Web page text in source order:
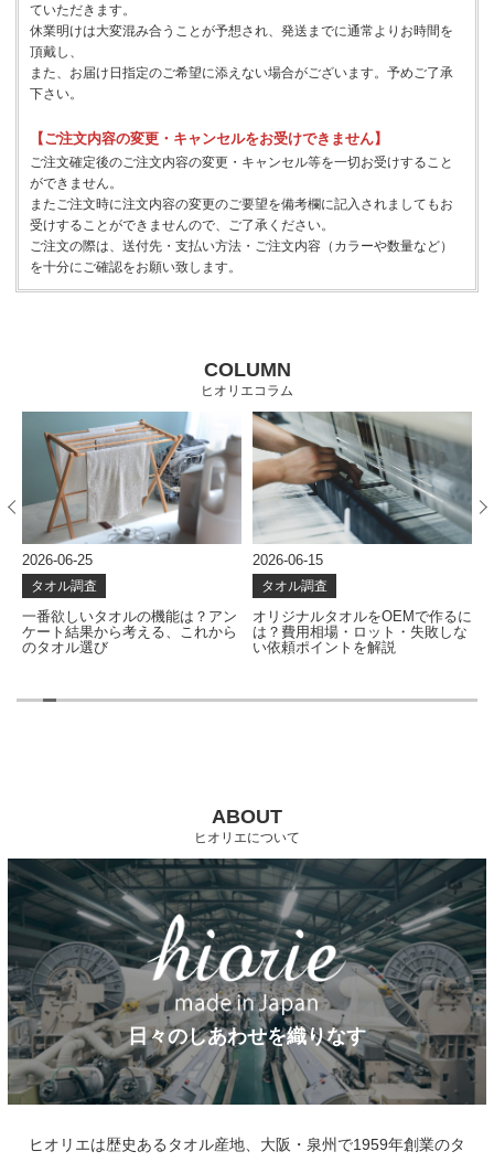
ていただきます。
休業明けは大変混み合うことが予想され、発送までに通常よりお時間を
頂戴し、
また、お届け日指定のご希望に添えない場合がございます。予めご了承
下さい。
【ご注文内容の変更・キャンセルをお受けできません】
ご注文確定後のご注文内容の変更・キャンセル等を一切お受けすること
ができません。
またご注文時に注文内容の変更のご要望を備考欄に記入されましてもお
受けすることができませんので、ご了承ください。
ご注文の際は、送付先・支払い方法・ご注文内容（カラーや数量など）
を十分にご確認をお願い致します。
COLUMN
ヒオリエコラム
2026-06-25
タオル調査
一番欲しいタオルの機能は？アン
ケート結果から考える、これから
のタオル選び
2026-06-15
タオル調査
オリジナルタオルをOEMで作るに
は？費用相場・ロット・失敗しな
い依頼ポイントを解説
ABOUT
ヒオリエについて
日々のしあわせを織りなす
ヒオリエは歴史あるタオル産地、大阪・泉州で1959年創業のタ